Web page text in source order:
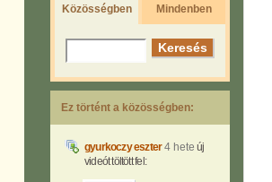
Közösségben Mindenben
Ez történt a közösségben:
gyurkoczy eszter4 hete új
videót töltött fel: